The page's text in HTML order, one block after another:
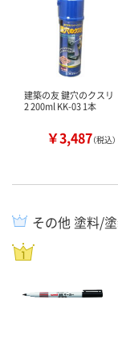
建築の友 鍵穴のクスリ
2 200ml KK-03 1本
￥3,487（税込）
その他 塗料/